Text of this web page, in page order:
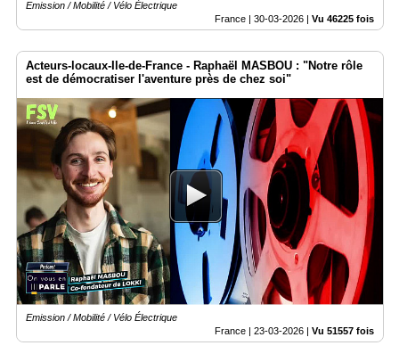
Emission / Mobilité / Vélo Électrique
France | 30-03-2026 Vu 46225 fois
Acteurs-locaux-Ile-de-France - Raphaël MASBOU : "Notre rôle
est de démocratiser l'aventure près de chez soi"
Emission / Mobilité / Vélo Électrique
France | 23-03-2026 | Vu 51557 fois